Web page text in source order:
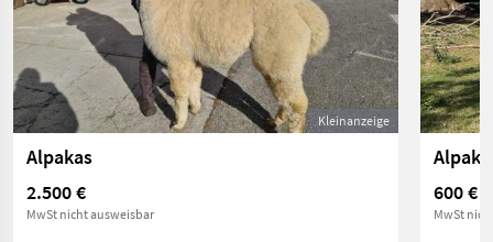
Kleinanzeige
Alpakas
2.500 €
MwSt nicht ausweisbar
600 €
MwSt